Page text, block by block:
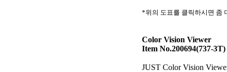
*위의 도표를 클릭하시면 좀
Color Vision Viewer
Item No.200694(737-3T)
JUST Color Vision